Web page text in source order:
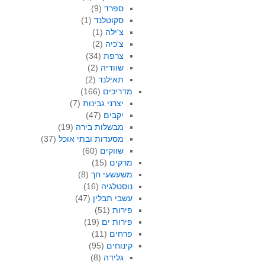
ספרד (9)
סקוטלנד (1)
צ'ילה (1)
צ'כיה (2)
צרפת (34)
שוודיה (2)
תאילנד (2)
מדריכים (166)
יצרני גבינות (7)
יקבים (47)
מבשלות בירה (19)
מסעדות ובתי אוכל (37)
שווקים (60)
מרקים (15)
משעשעי חך(8)
נוסטלגיה (16)
עשבי תבלין (47)
פירות(51)
פירות ים (19)
פרחים (11)
קינוחים (95)
גלידה (8)